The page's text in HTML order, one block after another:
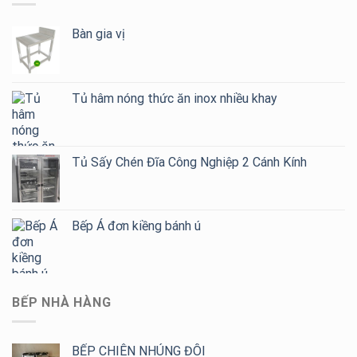
Bàn gia vị
Tủ hâm nóng thức ăn inox nhiều khay
Tủ Sấy Chén Đĩa Công Nghiệp 2 Cánh Kính
Bếp Á đơn kiềng bánh ú
BẾP NHÀ HÀNG
BẾP CHIÊN NHÚNG ĐÔI